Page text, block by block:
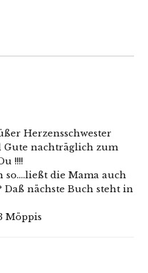
Herzensschwester
nachträglich zum
!!!!
so….ließt die Mama auch
nächste Buch steht in
Möppis